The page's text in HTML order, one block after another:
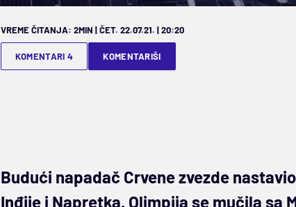
VREME ČITANJA: 2MIN | ČET. 22.07.21. | 20:20
KOMENTARI 4 KOMENTARIŠI
Budući napadač Crvene zvezde
Inđije i Napretka. Olimpija se mučila sa